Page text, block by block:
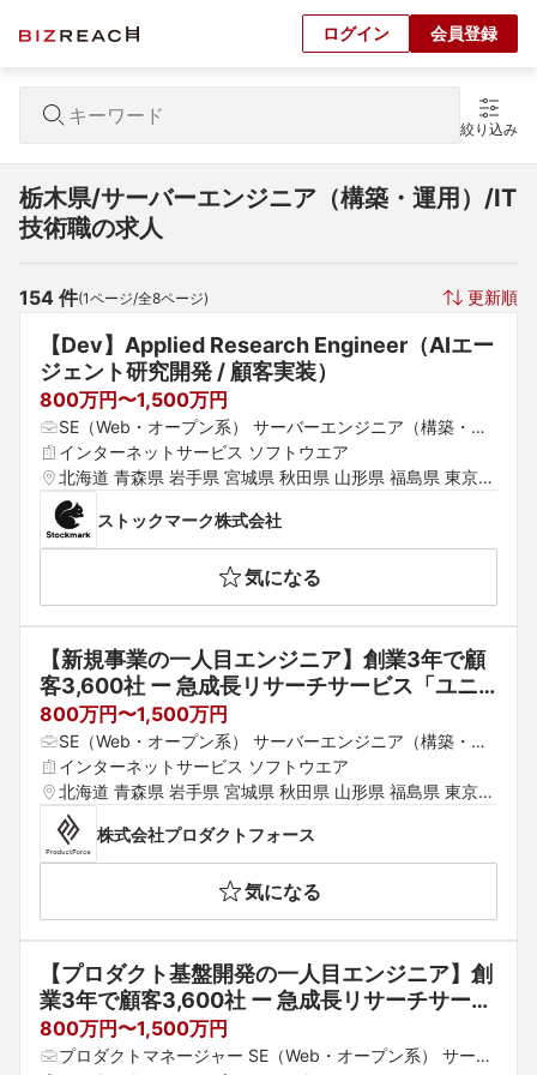
ログイン 会員登録
絞り込み
栃木県/サーバーエンジニア（構築・運用）/IT
技術職の求人
154 件(1ページ/全8ページ) 更新順
【Dev】Applied Research Engineer（AIエー
800万円〜1,500万円
SE（Web・オープン系） サーバーエンジニア（構築・運
用） その他（ローカリゼーション・QA等）
インターネットサービス ソフトウエア
北海道 青森県 岩手県 宮城県 秋田県 山形県 福島県 東京都
神奈川県 埼玉県 千葉県 茨城県 群馬県 栃木県 愛知県 静岡
県 岐阜県 三重県 山梨県 新潟県 富山県 石川県 福井県 長
野県 大阪府 京都府 兵庫県 滋賀県 奈良県 和歌山県 鳥取県
島根県 岡山県 広島県 山口県 徳島県 香川県 愛媛県 高知県
福岡県 佐賀県 長崎県 熊本県 大分県 宮崎県 鹿児島県 沖縄
県
ストックマーク株式会社
気になる
【新規事業の一人目エンジニア】創業3年で顧
客3,600社 ー 急成長リサーチサービス「ユニ
ーリサーチ」の新規事業を創るプロダクトエン
ジニアを募集 ＃週1〜月1出社・フレックス
800万円〜1,500万円
SE（Web・オープン系） サーバーエンジニア（構築・運
用） データサイエンティスト
インターネットサービス ソフトウエア
北海道 青森県 岩手県 宮城県 秋田県 山形県 福島県 東京都
神奈川県 埼玉県 千葉県 茨城県 群馬県 栃木県 愛知県 静岡
県 岐阜県 三重県 山梨県 新潟県 富山県 石川県 福井県 長
野県 大阪府 京都府 兵庫県 滋賀県 奈良県 和歌山県 鳥取県
島根県 岡山県 広島県 山口県 徳島県 香川県 愛媛県 高知県
福岡県 佐賀県 長崎県 熊本県 大分県 宮崎県 鹿児島県 沖縄
県
株式会社プロダクトフォース
気になる
【プロダクト基盤開発の一人目エンジニア】創
業3年で顧客3,600社 ー 急成長リサーチサービ
ス「ユニーリサーチ」のマルチプロダクト戦略
を支える”Product Platform”の開発を担う一人
800万円〜1,500万円
プロダクトマネージャー SE（Web・オープン系） サーバ